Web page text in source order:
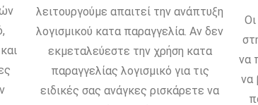
λειτουργούμε απαιτεί την ανάπτυξη
λογισμικού κατα παραγγελία. Αν δεν
εκμεταλεύεστε την χρήση κατα
παραγγελίας λογισμικό για τις
ειδικές σας ανάγκες ρισκάρετε να
να
να